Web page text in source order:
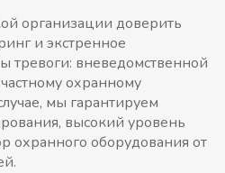
организации доверить
и экстренное
тревоги: вневедомственной
охранному
мы гарантируем
высокий уровень
охранного оборудования от